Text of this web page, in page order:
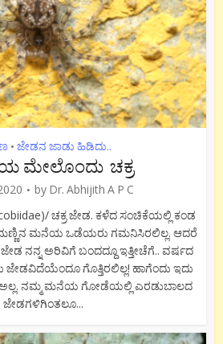
• ಜೇಡನ ಜಾಡು ಹಿಡಿದು..
ಮೇಲೊಂದು ಚಕ್ರ
by Dr. Abhijith A P C
ಚಕ್ರ ಜೇಡ. ಕಳೆದ ಸಂಚಿಕೆಯಲ್ಲಿ ಕಂಡ
ಮಣ್ಣಿನ ಮನೆಯ ಒಡೆಯರು ಗಮನಿಸಿರಲಿಲ್ಲ. ಆದರೆ
ನನ್ನ ಅರಿವಿಗೆ ಬಂದದ್ದೂ ಇತ್ತೀಚೆಗೆ.. ವರ್ಷದ
ಗೊತ್ತಿರಲಿಲ್ಲ! ಹಾಗೆಂದು ಇದು
ನಮ್ಮ ಮನೆಯ ಗೋಡೆಯಲ್ಲಿ ಎರಡುಬಾಲದ
ಜೇಡಗಳಿಗಿಂತಲೂ...